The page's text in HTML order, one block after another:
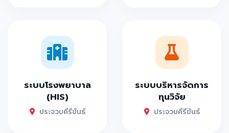
ระบบโรงพยาบาล
(HIS)
ประจวบคีรีขันธ์
ระบบบริหารจัดการ
ทุนวิจัย
ประจวบคีรีขันธ์